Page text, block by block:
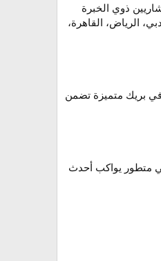
ذوي الخبرة
الرياض، القاهرة،
بريك متميزة تضمن
متطور يواكب أحدث